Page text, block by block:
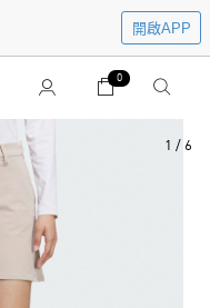
開啟APP
0
1 / 6